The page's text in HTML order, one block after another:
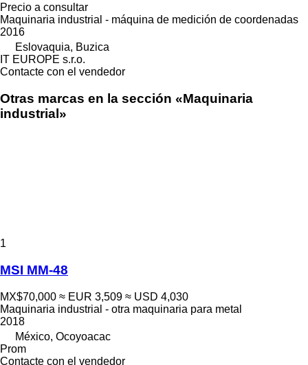
Precio a consultar
Maquinaria industrial - máquina de medición de coordenadas
2016
Eslovaquia, Buzica
IT EUROPE s.r.o.
Contacte con el vendedor
Otras marcas en la sección «Maquinaria
industrial»
1
MSI MM-48
MX$70,000 ≈ EUR 3,509 ≈ USD 4,030
Maquinaria industrial - otra maquinaria para metal
2018
México, Ocoyoacac
Prom
Contacte con el vendedor